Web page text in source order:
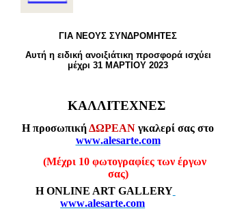
ΓΙΑ ΝΕΟΥΣ ΣΥΝΔΡΟΜΗΤΕΣ
Αυτή η ειδική ανοιξιάτικη προσφορά ισχύει
μέχρι 31 ΜΑΡΤΙΟΥ 2023
ΚΑΛΛΙΤΕΧΝΕΣ
Η προσωπικήΔΩΡΕΑΝ γκαλερί σας στο
www.alesarte.com
(Μέχρι 10 φωτογραφίες των έργων
σας)
Η ONLINE ART GALLERY
www.alesarte.com